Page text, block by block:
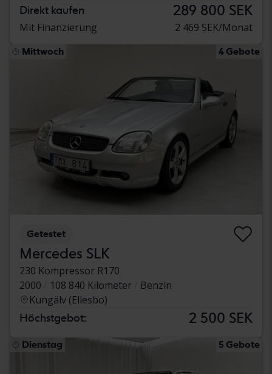
Direkt kaufen 289 800 SEK
Mit Finanzierung 2 469 SEK/Monat
Mittwoch 4 Gebote
Getestet
Mercedes SLK
230 Kompressor R170
2000
108 840 Kilometer
Benzin
Kungälv (Ellesbo)
Höchstgebot: 2 500 SEK
Dienstag 5 Gebote